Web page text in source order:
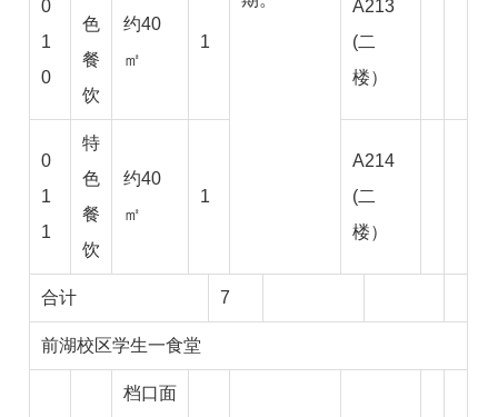
0
1
0
色
餐
饮
约40
㎡
1
A213
(二
楼）
0
1
1
特
色
餐
饮
约40
㎡
1
A214
(二
楼）
合计 7
前湖校区学生一食堂
档口面